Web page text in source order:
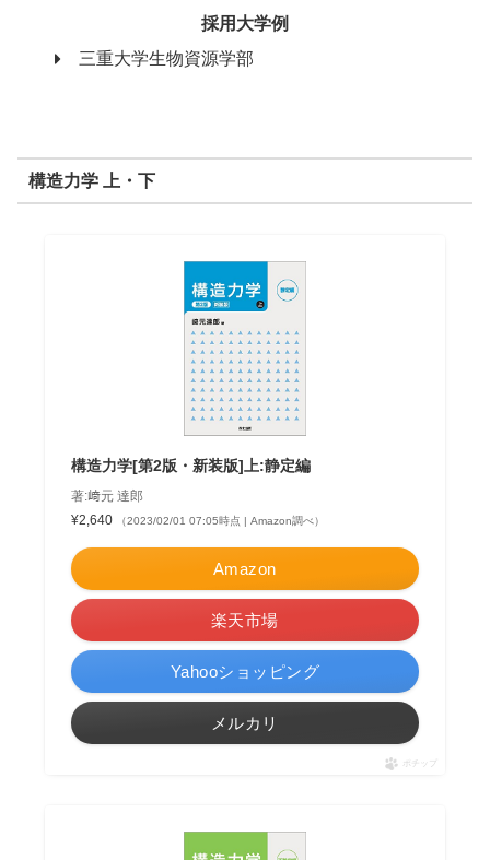
採用大学例
三重大学生物資源学部
構造力学 上・下
構造力学[第2版・新装版]上:静定編
著:﨑元 達郎
¥2,640
（2023/02/01 07:05時点 | Amazon調べ）
Amazon
楽天市場
Yahooショッピング
メルカリ
ポチップ